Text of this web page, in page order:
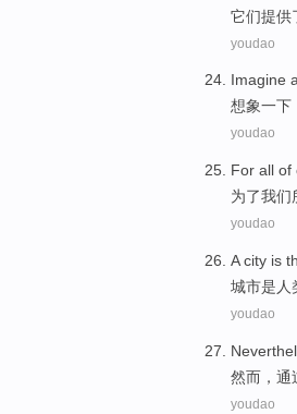
它们提供
youdao
Imagine
想象一下
youdao
For all of
为了我们
youdao
Acity is
城市是 人
youdao
然而 ， 通
youdao